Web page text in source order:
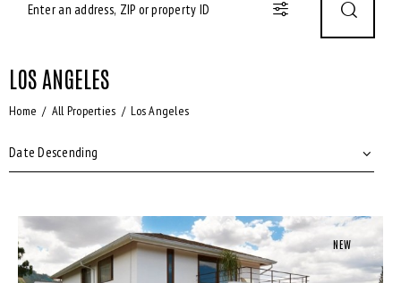
LOS ANGELES
Home All Properties Los Angeles
NEW